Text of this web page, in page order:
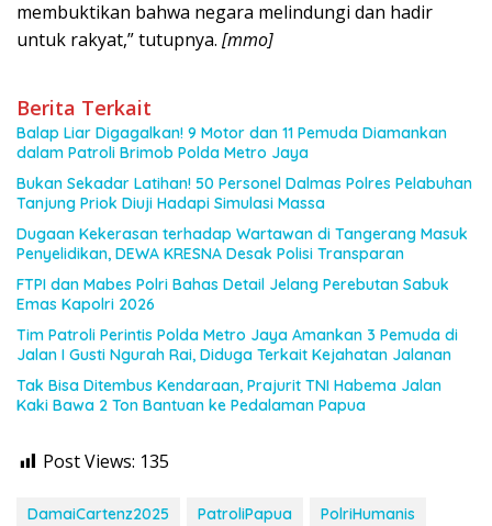
membuktikan bahwa negara melindungi dan hadir
untuk rakyat,” tutupnya. [mmo]
Berita Terkait
Balap Liar Digagalkan! 9 Motor dan 11 Pemuda Diamankan
dalam Patroli Brimob Polda Metro Jaya
Bukan Sekadar Latihan! 50 Personel Dalmas Polres Pelabuhan
Tanjung Priok Diuji Hadapi Simulasi Massa
Dugaan Kekerasan terhadap Wartawan di Tangerang Masuk
Penyelidikan, DEWA KRESNA Desak Polisi Transparan
FTPI dan Mabes Polri Bahas Detail Jelang Perebutan Sabuk
Emas Kapolri 2026
Tim Patroli Perintis Polda Metro Jaya Amankan 3 Pemuda di
Jalan I Gusti Ngurah Rai, Diduga Terkait Kejahatan Jalanan
Tak Bisa Ditembus Kendaraan, Prajurit TNI Habema Jalan
Kaki Bawa 2 Ton Bantuan ke Pedalaman Papua
Post Views: 135
DamaiCartenz2025 PatroliPapua
PolriHumanis